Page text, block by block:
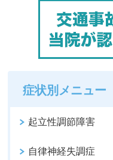
症状別メニュー
起立性調節障害
自律神経失調症